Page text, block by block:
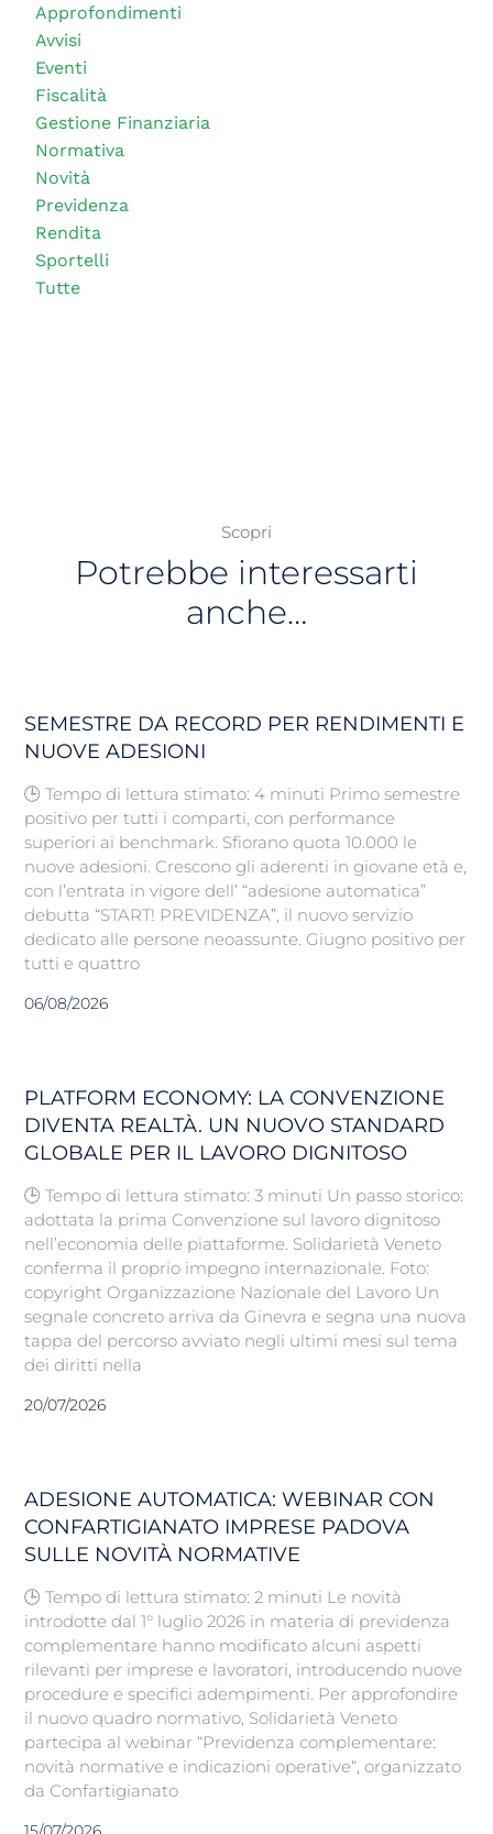
Approfondimenti
Avvisi
Eventi
Fiscalità
Gestione Finanziaria
Normativa
Novità
Previdenza
Rendita
Sportelli
Tutte
Scopri
Potrebbe interessarti
anche…
SEMESTRE DA RECORD PER RENDIMENTI E
NUOVE ADESIONI
🕒 Tempo di lettura stimato: 4 minuti Primo semestre
positivo per tutti i comparti, con performance
superiori ai benchmark. Sfiorano quota 10.000 le
nuove adesioni. Crescono gli aderenti in giovane età e,
con l’entrata in vigore dell’ “adesione automatica”
debutta “START! PREVIDENZA”, il nuovo servizio
dedicato alle persone neoassunte. Giugno positivo per
tutti e quattro
06/08/2026
PLATFORM ECONOMY: LA CONVENZIONE
DIVENTA REALTÀ. UN NUOVO STANDARD
GLOBALE PER IL LAVORO DIGNITOSO
🕒 Tempo di lettura stimato: 3 minuti Un passo storico:
adottata la prima Convenzione sul lavoro dignitoso
nell’economia delle piattaforme. Solidarietà Veneto
conferma il proprio impegno internazionale. Foto:
copyright Organizzazione Nazionale del Lavoro Un
segnale concreto arriva da Ginevra e segna una nuova
tappa del percorso avviato negli ultimi mesi sul tema
dei diritti nella
20/07/2026
ADESIONE AUTOMATICA: WEBINAR CON
CONFARTIGIANATO IMPRESE PADOVA
SULLE NOVITÀ NORMATIVE
🕒 Tempo di lettura stimato: 2 minuti Le novità
introdotte dal 1° luglio 2026 in materia di previdenza
complementare hanno modificato alcuni aspetti
rilevanti per imprese e lavoratori, introducendo nuove
procedure e specifici adempimenti. Per approfondire
il nuovo quadro normativo, Solidarietà Veneto
partecipa al webinar “Previdenza complementare:
novità normative e indicazioni operative“, organizzato
da Confartigianato